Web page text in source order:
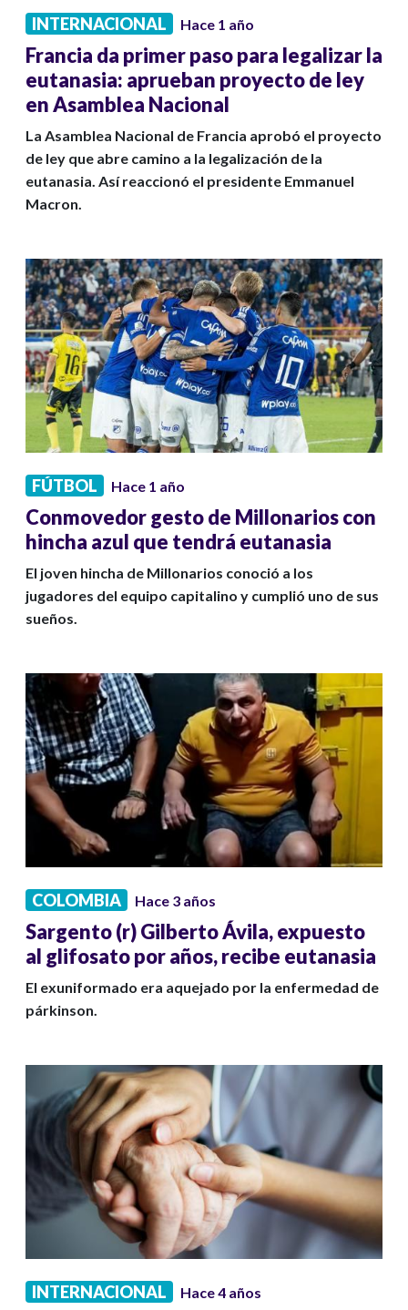
INTERNACIONAL Hace 1 año
Francia da primer paso para legalizar la
eutanasia: aprueban proyecto de ley
en Asamblea Nacional
La Asamblea Nacional de Francia aprobó el proyecto
de ley que abre camino a la legalización de la
eutanasia. Así reaccionó el presidente Emmanuel
Macron.
FÚTBOL Hace 1 año
Conmovedor gesto de Millonarios con
hincha azul que tendrá eutanasia
El joven hincha de Millonarios conoció a los
jugadores del equipo capitalino y cumplió uno de sus
sueños.
COLOMBIA Hace 3 años
Sargento (r) Gilberto Ávila, expuesto
al glifosato por años, recibe eutanasia
El exuniformado era aquejado por la enfermedad de
párkinson.
INTERNACIONAL Hace 4 años